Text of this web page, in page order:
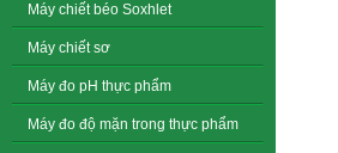
Máy chiết béo Soxhlet
Máy chiết sơ
Máy đo pH thực phẩm
Máy đo độ mặn trong thực phẩm